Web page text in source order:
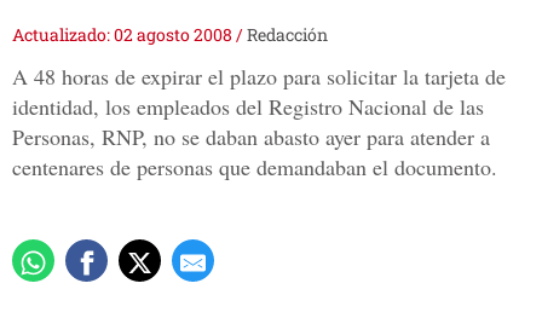
Actualizado: 02 agosto 2008 /Redacción
A 48 horas de expirar el plazo para solicitar la tarjeta de
identidad, los empleados del Registro Nacional de las
Personas, RNP, no se daban abasto ayer para atender a
centenares de personas que demandaban el documento.